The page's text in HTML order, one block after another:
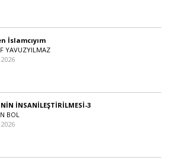
İslamcıyım
YAVUZYILMAZ
İNSANİLEŞTİRİLMESİ-3
BOL